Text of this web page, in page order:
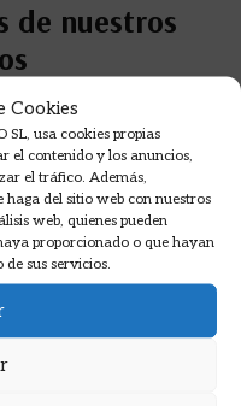
Cookies
SL, usa cookies propias
el contenido y los anuncios,
el tráfico. Además,
del sitio web con nuestros
web, quienes pueden
proporcionado o que hayan
sus servicios.
de nuestros
nuestros cursos de